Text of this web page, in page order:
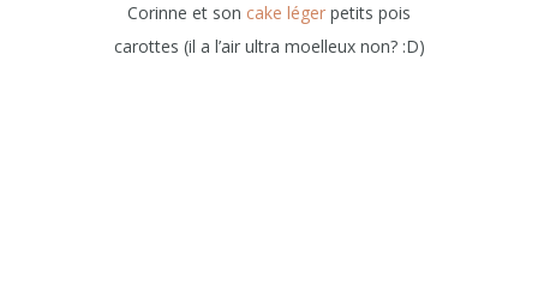
Corinne et son cake léger petits pois
carottes (il a l’air ultra moelleux non? :D)